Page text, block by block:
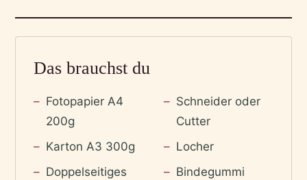
Das brauchst du
Fotopapier A4
200g
Karton A3 300g
Doppelseitiges
Schneider oder
Cutter
Locher
Bindegummi